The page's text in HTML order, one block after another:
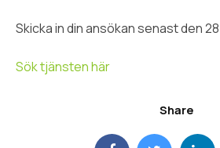
Skicka in din ansökan senast den
Sök tjänsten här
Share